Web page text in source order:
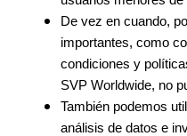
De vez en cuando,
importantes, como
condiciones y
SVP Worldwide, no
También podemos
análisis de datos e